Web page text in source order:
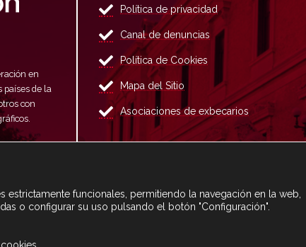
en
países de la
con
Política de privacidad
Canal de denuncias
Política de Cookies
Mapa del Sitio
Asociaciones de exbecarios
funcionales, permitiendo la navegación en la web,
o configurar su uso pulsando el botón "Configuración".